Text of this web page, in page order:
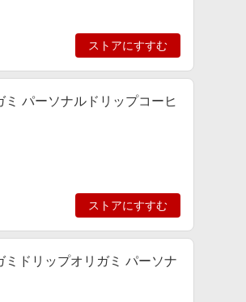
ストアにすすむ
パーソナルドリップコーヒ
ストアにすすむ
ミドリップオリガミ パーソナ